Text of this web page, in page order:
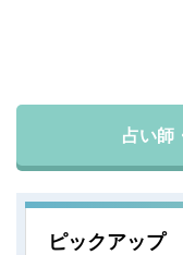
占い師
ピックアップ